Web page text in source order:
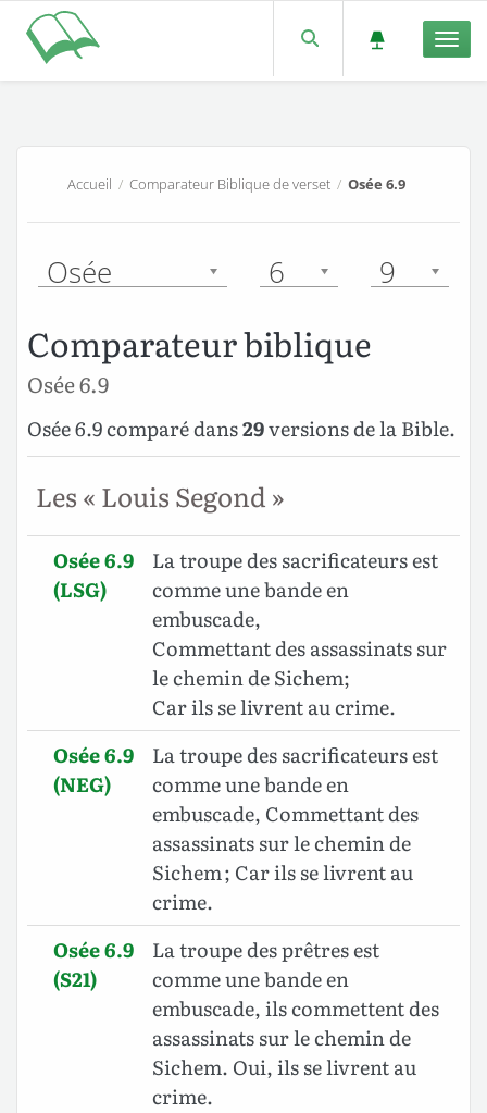
Accueil / Comparateur Biblique de verset/ Osée 6.9
Osée 6 9
Comparateur biblique
Osée 6.9
Osée 6.9 comparé dans29versions de la Bible.
Les « Louis Segond »
Osée 6.9
(LSG)
La troupe des sacrificateurs est
comme une bande en
embuscade,
Commettant des assassinats sur
le chemin de Sichem;
Car ils se livrent au crime.
Osée 6.9
(NEG)
La troupe des sacrificateurs est
comme une bande en
embuscade, Commettant des
assassinats sur le chemin de
Sichem ; Car ils se livrent au
crime.
Osée 6.9
(S21)
La troupe des prêtres est
comme une bande en
embuscade, ils commettent des
assassinats sur le chemin de
Sichem. Oui, ils se livrent au
crime.